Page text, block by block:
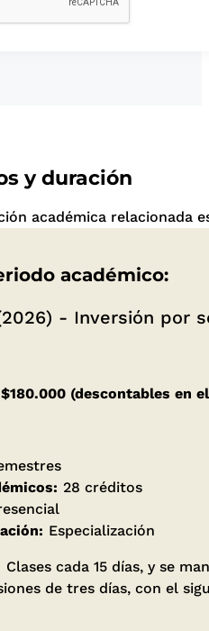
y duración
académica relacionada
académico:
- Inversión por
(descontables en
28 créditos
Especialización
Clases cada 15 días, y se
de tres días, con el